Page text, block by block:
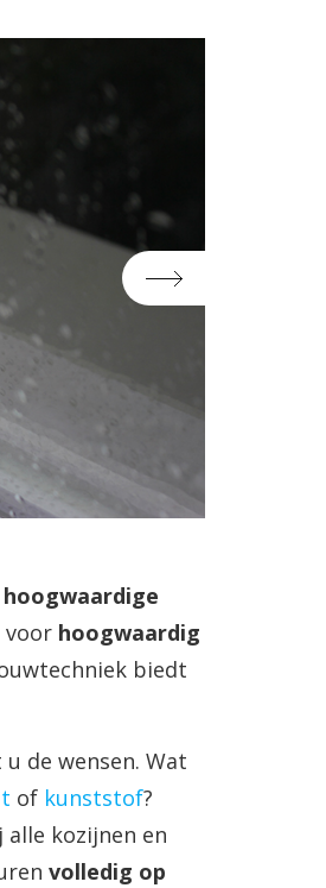
hoogwaardige
voor hoogwaardig
biedt
de wensen. Wat
of kunststof?
kozijnen en
volledig op